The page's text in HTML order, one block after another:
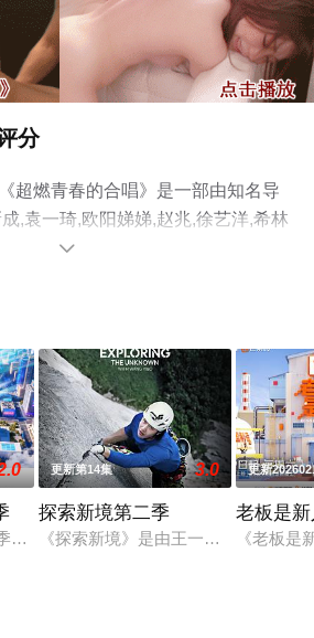
分
超燃青春的合唱》是一部由知名导
,袁一琦,欧阳娣娣,赵兆,徐艺洋,希林
,许馨文,王安宇,张颜齐,谢可寅,邵子
杨博睿等明星演员精彩演绎的中国大
相关信息可移步至豆瓣综艺、电视
。

》以学长学姐们欢快聚会好友局为主，
更新第14集 3.0
探索新境第二季
《探索新境》是由王一博发起的户
更新
老板是
《老板